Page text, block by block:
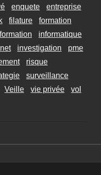
enquete
entreprise
filature
formation
informatique
investigation
pme
risque
surveillance
Veille vie privée
vol